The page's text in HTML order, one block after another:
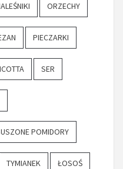
ORZECHY
PIECZARKI
SER
POMIDORY
TYMIANEK ŁOSOŚ